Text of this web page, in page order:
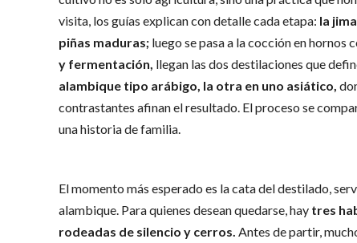
visita, los guías explican con detalle cada etapa: la
piñas maduras; luego se pasa a la cocción en hornos
y fermentación, llegan las dos destilaciones que
alambique tipo arábigo, la otra en uno asiático,
contrastantes afinan el resultado. El proceso se
una historia de familia.
El momento más esperado es la cata del destilado,
alambique. Para quienes desean quedarse, hay tres
rodeadas de silencio y cerros. Antes de partir,